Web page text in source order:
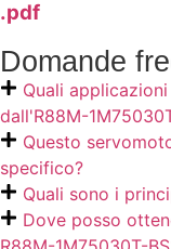
.pdf
Domande
Quali
dall'R88M-
Questo
specifico?
Quali sono i
Dove posso